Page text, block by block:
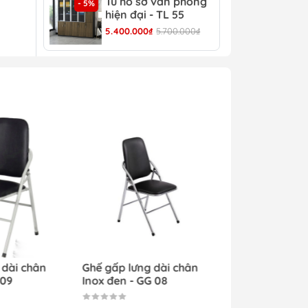
- 5%
hiện đại - TL 55
5.400.000₫ 5.700.000₫
chân
Ghế gấp lưng dài chân
Inox đen - GG 08